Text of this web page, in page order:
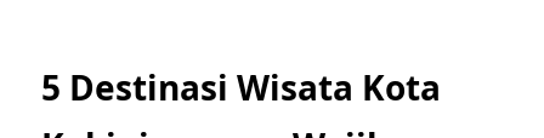
5 Destinasi Wisata Kota